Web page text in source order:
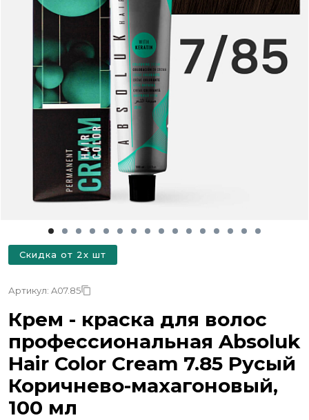
Скидка от 2х шт
Артикул: A07.85
Крем - краска для волос
профессиональная Absoluk
Hair Color Cream 7.85 Русый
Коричнево-махагоновый,
100 мл